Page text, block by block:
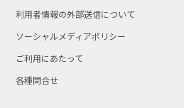
利用者情報の外部送信について
ソーシャルメディアポリシー
ご利用にあたって
各種問合せ